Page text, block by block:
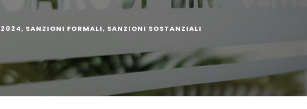
2024, SANZIONI FORMALI, SANZIONI SOSTANZIALI